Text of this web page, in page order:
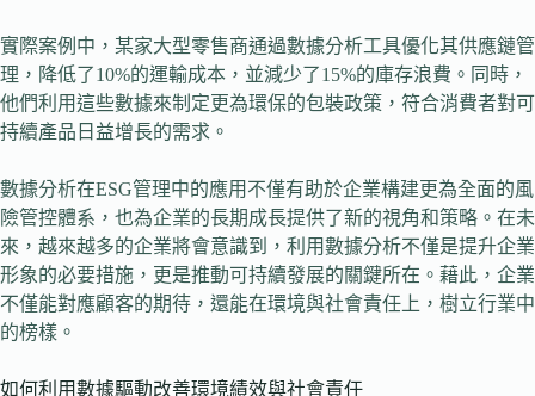
實際案例中，某家大型零售商通過數據分析工具優化其供應鏈管
理，降低了10%的運輸成本，並減少了15%的庫存浪費。同時，
他們利用這些數據來制定更為環保的包裝政策，符合消費者對可
持續產品日益增長的需求。
數據分析在ESG管理中的應用不僅有助於企業構建更為全面的風
險管控體系，也為企業的長期成長提供了新的視角和策略。在未
來，越來越多的企業將會意識到，利用數據分析不僅是提升企業
形象的必要措施，更是推動可持續發展的關鍵所在。藉此，企業
不僅能對應顧客的期待，還能在環境與社會責任上，樹立行業中
的榜樣。
如何利用數據驅動改善環境績效與社會責任